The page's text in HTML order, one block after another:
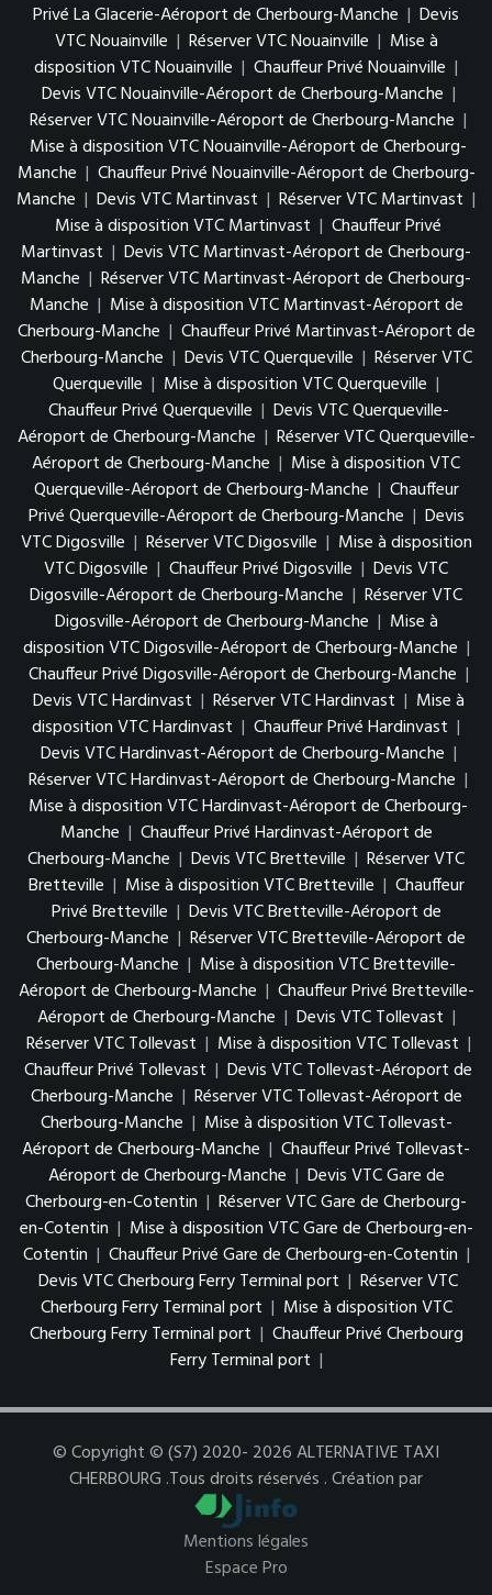
Privé La Glacerie-Aéroport de Cherbourg-Manche | Devis
VTC Nouainville | Réserver VTC Nouainville | Mise à
disposition VTC Nouainville | Chauffeur Privé Nouainville |
Devis VTC Nouainville-Aéroport de Cherbourg-Manche |
Réserver VTC Nouainville-Aéroport de Cherbourg-Manche |
Mise à disposition VTC Nouainville-Aéroport de Cherbourg-
Manche | Chauffeur Privé Nouainville-Aéroport de Cherbourg-
Manche | Devis VTC Martinvast | Réserver VTC Martinvast |
Mise à disposition VTC Martinvast | Chauffeur Privé
Martinvast | Devis VTC Martinvast-Aéroport de Cherbourg-
Manche | Réserver VTC Martinvast-Aéroport de Cherbourg-
Manche | Mise à disposition VTC Martinvast-Aéroport de
Cherbourg-Manche | Chauffeur Privé Martinvast-Aéroport de
Cherbourg-Manche | Devis VTC Querqueville | Réserver VTC
Querqueville | Mise à disposition VTC Querqueville |
Chauffeur Privé Querqueville | Devis VTC Querqueville-
Aéroport de Cherbourg-Manche | Réserver VTC Querqueville-
Aéroport de Cherbourg-Manche | Mise à disposition VTC
Querqueville-Aéroport de Cherbourg-Manche | Chauffeur
Privé Querqueville-Aéroport de Cherbourg-Manche | Devis
VTC Digosville | Réserver VTC Digosville | Mise à disposition
VTC Digosville | Chauffeur Privé Digosville | Devis VTC
Digosville-Aéroport de Cherbourg-Manche | Réserver VTC
Digosville-Aéroport de Cherbourg-Manche | Mise à
disposition VTC Digosville-Aéroport de Cherbourg-Manche |
Chauffeur Privé Digosville-Aéroport de Cherbourg-Manche |
Devis VTC Hardinvast | Réserver VTC Hardinvast | Mise à
disposition VTC Hardinvast | Chauffeur Privé Hardinvast |
Devis VTC Hardinvast-Aéroport de Cherbourg-Manche |
Réserver VTC Hardinvast-Aéroport de Cherbourg-Manche |
Mise à disposition VTC Hardinvast-Aéroport de Cherbourg-
Manche | Chauffeur Privé Hardinvast-Aéroport de
Cherbourg-Manche | Devis VTC Bretteville | Réserver VTC
Bretteville | Mise à disposition VTC Bretteville | Chauffeur
Privé Bretteville | Devis VTC Bretteville-Aéroport de
Cherbourg-Manche | Réserver VTC Bretteville-Aéroport de
Cherbourg-Manche | Mise à disposition VTC Bretteville-
Aéroport de Cherbourg-Manche | Chauffeur Privé Bretteville-
Aéroport de Cherbourg-Manche | Devis VTC Tollevast |
Réserver VTC Tollevast | Mise à disposition VTC Tollevast |
Chauffeur Privé Tollevast | Devis VTC Tollevast-Aéroport de
Cherbourg-Manche | Réserver VTC Tollevast-Aéroport de
Cherbourg-Manche | Mise à disposition VTC Tollevast-
Aéroport de Cherbourg-Manche | Chauffeur Privé Tollevast-
Aéroport de Cherbourg-Manche | Devis VTC Gare de
Cherbourg-en-Cotentin | Réserver VTC Gare de Cherbourg-
en-Cotentin | Mise à disposition VTC Gare de Cherbourg-en-
Cotentin | Chauffeur Privé Gare de Cherbourg-en-Cotentin |
Devis VTC Cherbourg Ferry Terminal port | Réserver VTC
Cherbourg Ferry Terminal port | Mise à disposition VTC
Cherbourg Ferry Terminal port | Chauffeur Privé Cherbourg
Ferry Terminal port |
© Copyright © (S7) 2020- 2026 ALTERNATIVE TAXI
CHERBOURG .Tous droits réservés . Création par
Mentions légales
Espace Pro